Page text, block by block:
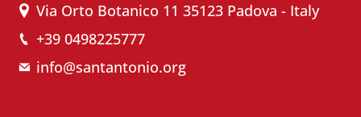
Via Orto Botanico 11 35123 Padova - Italy
+39 0498225777
info@santantonio.org